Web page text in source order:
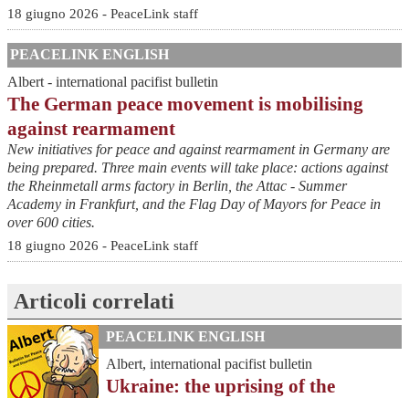
18 giugno 2026 - PeaceLink staff
PEACELINK ENGLISH
Albert - international pacifist bulletin
The German peace movement is mobilising
against rearmament
New initiatives for peace and against rearmament in Germany are
being prepared. Three main events will take place: actions against
the Rheinmetall arms factory in Berlin, the Attac - Summer
Academy in Frankfurt, and the Flag Day of Mayors for Peace in
over 600 cities.
18 giugno 2026 - PeaceLink staff
Articoli correlati
PEACELINK ENGLISH
Albert, international pacifist bulletin
Ukraine: the uprising of the